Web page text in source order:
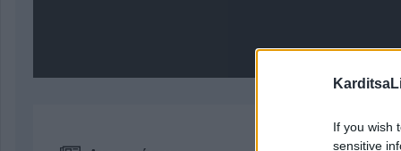
If you wish
sensitive